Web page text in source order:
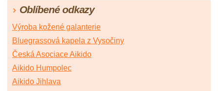
Oblíbené odkazy
Výroba kožené galanterie
Bluegrassová kapela z Vysočiny
Česká Asociace Aikido
Aikido Humpolec
Aikido Jihlava